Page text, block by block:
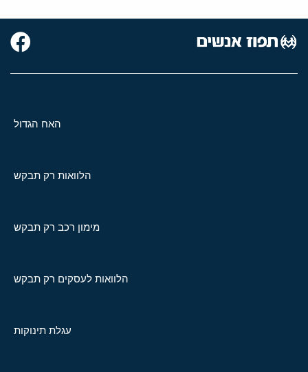
האח הגדול
הלוואות רק תבקש
מימון רכב רק תבקש
הלוואות לעסקים רק תבקש
עגלת תינוקות